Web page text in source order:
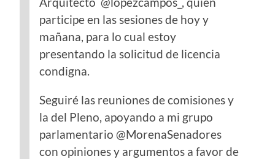
participe en las sesiones de hoy y
mañana, para lo cual estoy
presentando la solicitud de licencia
condigna.
Seguiré las reuniones de comisiones y
la del Pleno, apoyando a mi grupo
parlamentario @MorenaSenadores
con opiniones y argumentos a favor de